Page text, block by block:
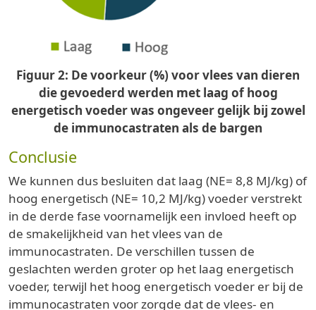
Figuur 2: De voorkeur (%) voor vlees van dieren
die gevoederd werden met laag of hoog
energetisch voeder was ongeveer gelijk bij zowel
de immunocastraten als de bargen
Conclusie
We kunnen dus besluiten dat laag (NE= 8,8 MJ/kg) of
hoog energetisch (NE= 10,2 MJ/kg) voeder verstrekt
in de derde fase voornamelijk een invloed heeft op
de smakelijkheid van het vlees van de
immunocastraten. De verschillen tussen de
geslachten werden groter op het laag energetisch
voeder, terwijl het hoog energetisch voeder er bij de
immunocastraten voor zorgde dat de vlees- en